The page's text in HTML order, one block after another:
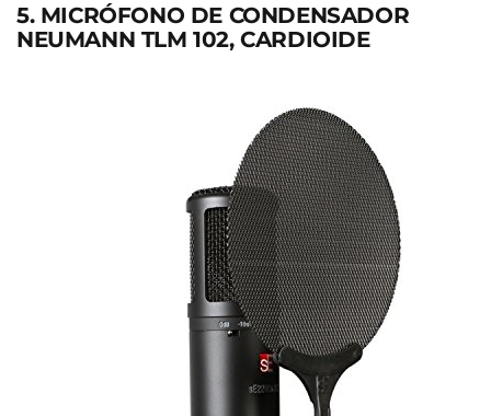
5. MICRÓFONO DE CONDENSADOR
NEUMANN TLM 102, CARDIOIDE